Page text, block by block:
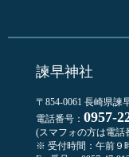
諫早神社
〒854-0061 長崎県諫
電話番号： 0957-
(スマフォの方は電話
※ 受付時間：午前９